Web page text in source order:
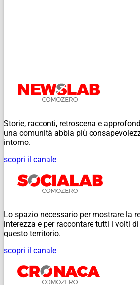
Storie, racconti, retroscena e
una comunità abbia più
intorno.
scopri il canale
Lo spazio necessario per mostrare la
interezza e per raccontare tutti i volti
questo territorio.
scopri il canale